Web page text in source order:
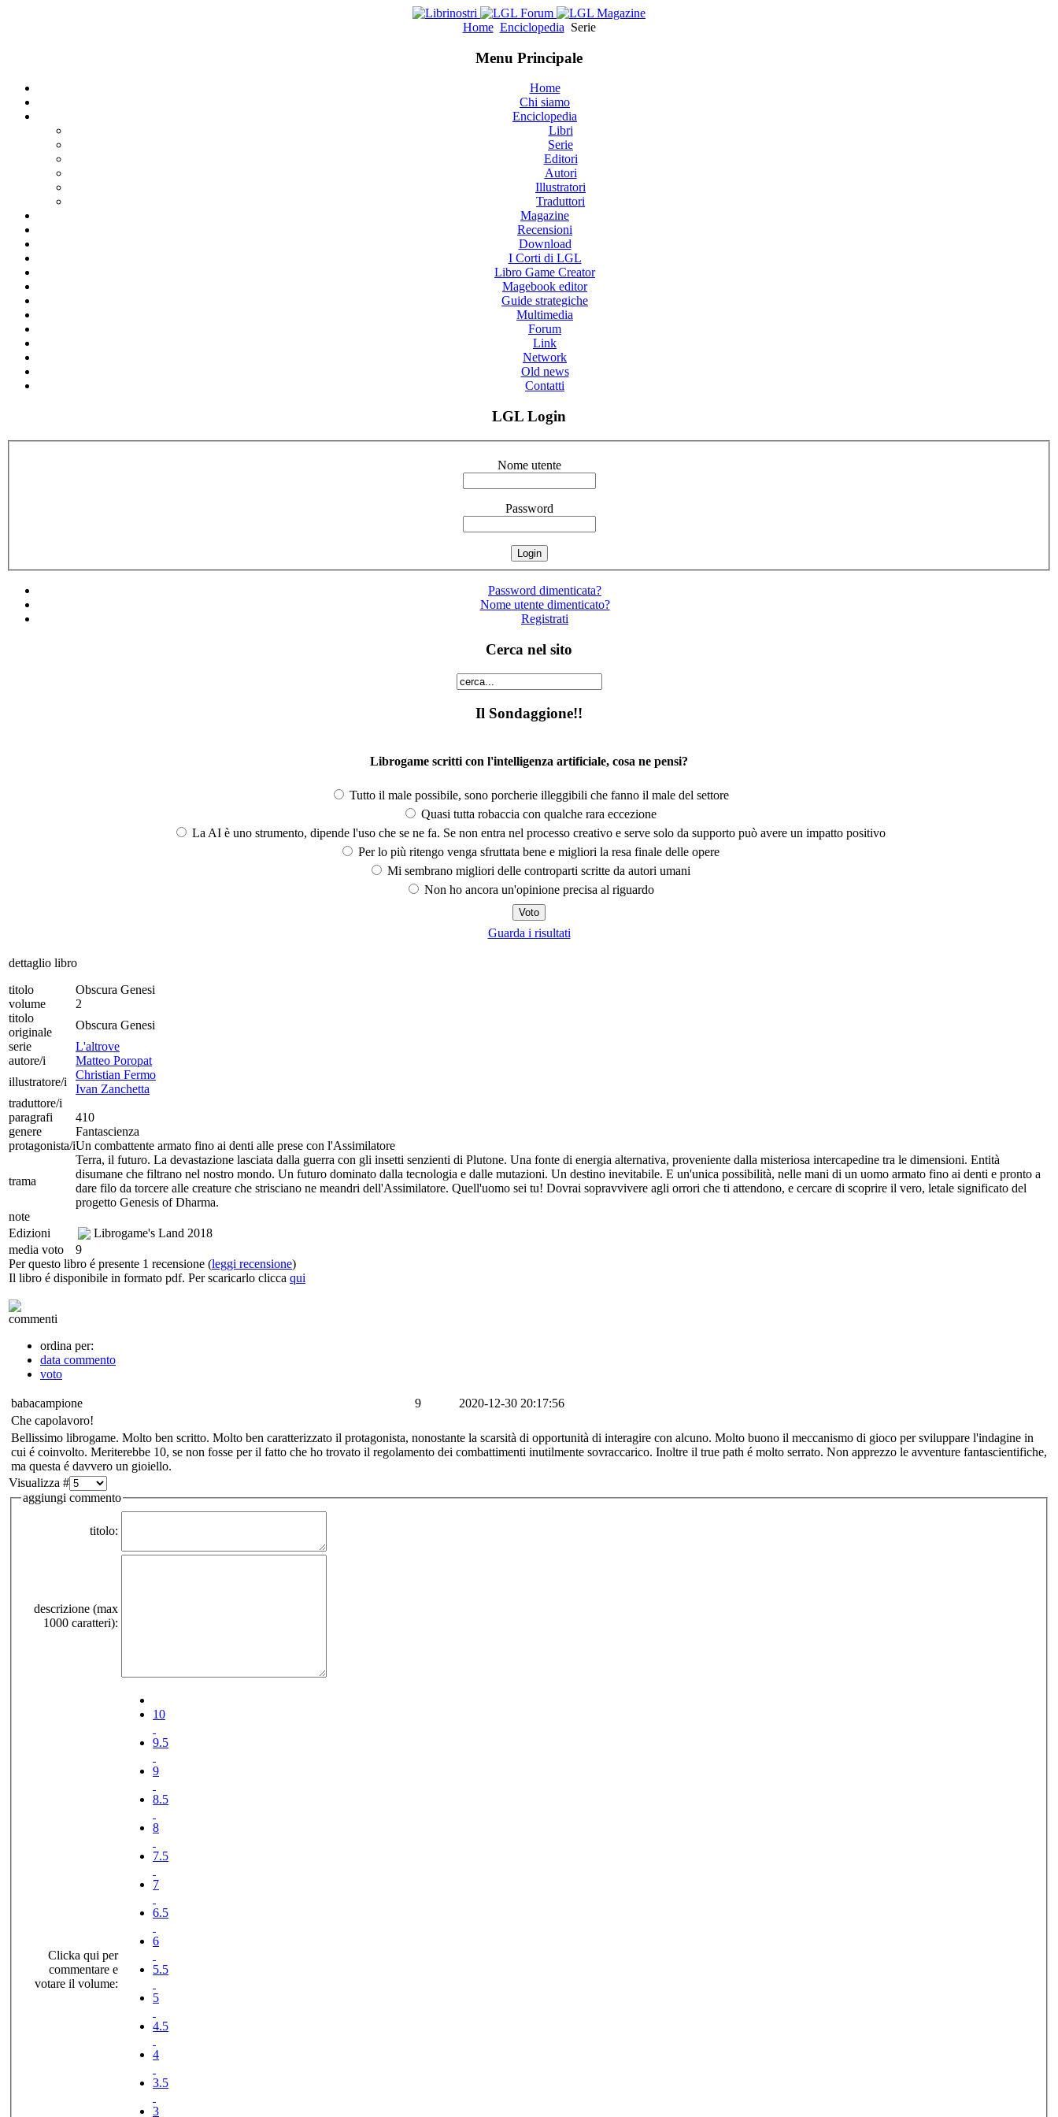
Home Enciclopedia Serie
Menu Principale
Home
Chi siamo
Enciclopedia
Libri
Serie
Editori
Autori
Illustratori
Traduttori
Magazine
Recensioni
Download
I Corti di LGL
Libro Game Creator
Magebook editor
Guide strategiche
Multimedia
Forum
Link
Network
Old news
Contatti
LGL Login
Nome utente
Password
Password dimenticata?
Nome utente dimenticato?
Registrati
Cerca nel sito
Il Sondaggione!!
Librogame scritti con l'intelligenza artificiale, cosa ne pensi?
Tutto il male possibile, sono porcherie illeggibili che fanno il male del settore
Quasi tutta robaccia con qualche rara eccezione
La AI è uno strumento, dipende l'uso che se ne fa. Se non entra nel processo creativo e serve solo da supporto può avere un impatto positivo
Per lo più ritengo venga sfruttata bene e migliori la resa finale delle opere
Mi sembrano migliori delle controparti scritte da autori umani
Non ho ancora un'opinione precisa al riguardo
Guarda i risultati
dettaglio libro
titolo
Obscura Genesi
volume
2
titolo
originale
Obscura Genesi
serie
L'altrove
autore/i
Matteo Poropat
illustratore/i
Christian Fermo
Ivan Zanchetta
traduttore/i
paragrafi
410
genere
Fantascienza
protagonista/iUn combattente armato fino ai denti alle prese con l'Assimilatore
trama
Terra, il futuro. La devastazione lasciata dalla guerra con gli insetti senzienti di Plutone. Una fonte di energia alternativa, proveniente dalla misteriosa intercapedine tra le dimensioni. Entità
disumane che filtrano nel nostro mondo. Un futuro dominato dalla tecnologia e dalle mutazioni. Un destino inevitabile. E un'unica possibilità, nelle mani di un uomo armato fino ai denti e pronto a
dare filo da torcere alle creature che strisciano ne meandri dell'Assimilatore. Quell'uomo sei tu! Dovrai sopravvivere agli orrori che ti attendono, e cercare di scoprire il vero, letale significato del
progetto Genesis of Dharma.
note
Edizioni
Librogame's Land 2018
media voto
9
Per questo libro é presente 1 recensione (leggi recensione)
Il libro é disponibile in formato pdf. Per scaricarlo clicca qui
commenti
ordina per:
data commento
voto
babacampione 9
2020-12-30 20:17:56
Che capolavoro!
Bellissimo librogame. Molto ben scritto. Molto ben caratterizzato il protagonista, nonostante la scarsità di opportunità di interagire con alcuno. Molto buono il meccanismo di gioco per sviluppare l'indagine in
cui é coinvolto. Meriterebbe 10, se non fosse per il fatto che ho trovato il regolamento dei combattimenti inutilmente sovraccarico. Inoltre il true path é molto serrato. Non apprezzo le avventure fantascientifiche,
ma questa é davvero un gioiello.
Visualizza #
aggiungi commento
titolo:
descrizione (max
1000 caratteri):
Clicka qui per
commentare e
votare il volume:
10
9.5
9
8.5
8
7.5
7
6.5
6
5.5
5
4.5
4
3.5
3